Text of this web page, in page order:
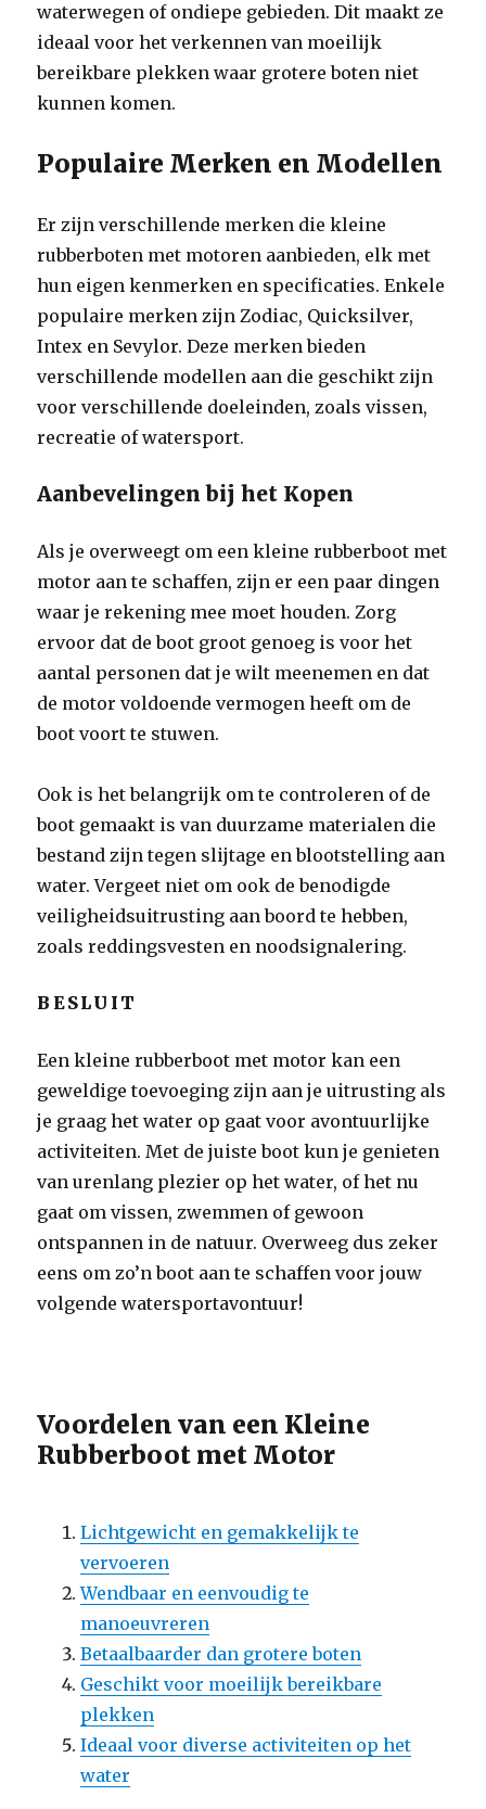
waterwegen of ondiepe gebieden. Dit maakt ze
ideaal voor het verkennen van moeilijk
bereikbare plekken waar grotere boten niet
kunnen komen.
Populaire Merken en Modellen
Er zijn verschillende merken die kleine
rubberboten met motoren aanbieden, elk met
hun eigen kenmerken en specificaties. Enkele
populaire merken zijn Zodiac, Quicksilver,
Intex en Sevylor. Deze merken bieden
verschillende modellen aan die geschikt zijn
voor verschillende doeleinden, zoals vissen,
recreatie of watersport.
Aanbevelingen bij het Kopen
Als je overweegt om een kleine rubberboot met
motor aan te schaffen, zijn er een paar dingen
waar je rekening mee moet houden. Zorg
ervoor dat de boot groot genoeg is voor het
aantal personen dat je wilt meenemen en dat
de motor voldoende vermogen heeft om de
boot voort te stuwen.
Ook is het belangrijk om te controleren of de
boot gemaakt is van duurzame materialen die
bestand zijn tegen slijtage en blootstelling aan
water. Vergeet niet om ook de benodigde
veiligheidsuitrusting aan boord te hebben,
zoals reddingsvesten en noodsignalering.
BESLUIT
Een kleine rubberboot met motor kan een
geweldige toevoeging zijn aan je uitrusting als
je graag het water op gaat voor avontuurlijke
activiteiten. Met de juiste boot kun je genieten
van urenlang plezier op het water, of het nu
gaat om vissen, zwemmen of gewoon
ontspannen in de natuur. Overweeg dus zeker
eens om zo’n boot aan te schaffen voor jouw
volgende watersportavontuur!
Voordelen van een Kleine
Rubberboot met Motor
Lichtgewicht en gemakkelijk te
vervoeren
Wendbaar en eenvoudig te
manoeuvreren
Betaalbaarder dan grotere boten
Geschikt voor moeilijk bereikbare
plekken
Ideaal voor diverse activiteiten op het
water